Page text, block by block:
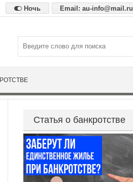
Email: au-info@mail.ru
Ночь
Статья о банкротстве